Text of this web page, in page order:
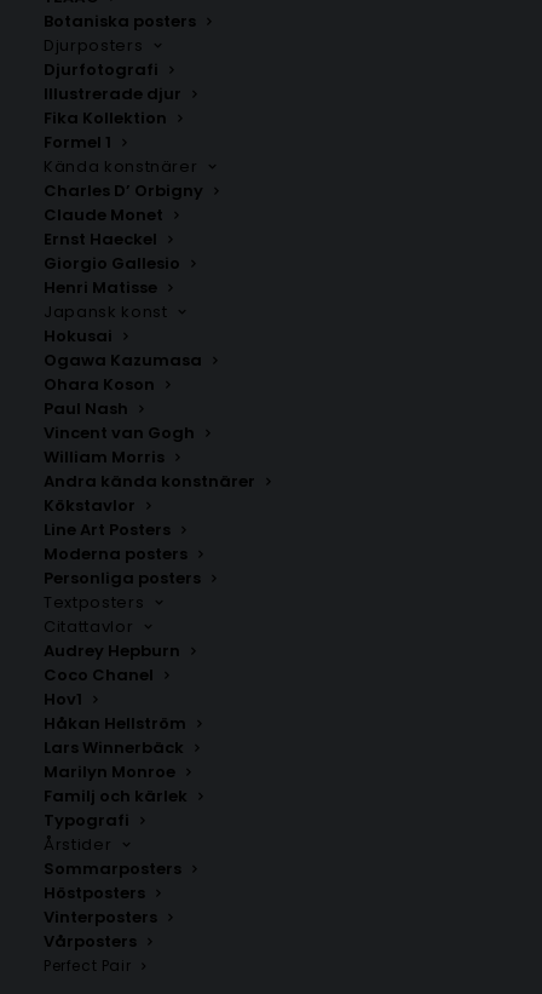
Botaniska posters
Djurposters
Djurfotografi
Illustrerade djur
Fika Kollektion
Formel 1
Kända konstnärer
Charles D’ Orbigny
Claude Monet
Ernst Haeckel
Giorgio Gallesio
Henri Matisse
Japansk konst
Hokusai
Ogawa Kazumasa
Ohara Koson
Paul Nash
Vincent van Gogh
William Morris
Andra kända konstnärer
Kökstavlor
Line Art Posters
Moderna posters
Personliga posters
Textposters
Citattavlor
Audrey Hepburn
Coco Chanel
Hov1
Håkan Hellström
Lars Winnerbäck
Marilyn Monroe
Familj och kärlek
Typografi
Årstider
Sommarposters
Höstposters
Vinterposters
Vårposters
Perfect Pair
30×40 cm och 21×30 cm.
Barnposters ,Födelsetavlor
posters,Textposters
Vintage Annie Bunny Poster #1
Flowers
Fr. 225.00 kr